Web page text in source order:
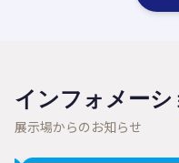
インフォメーシ
展示場からのお知らせ